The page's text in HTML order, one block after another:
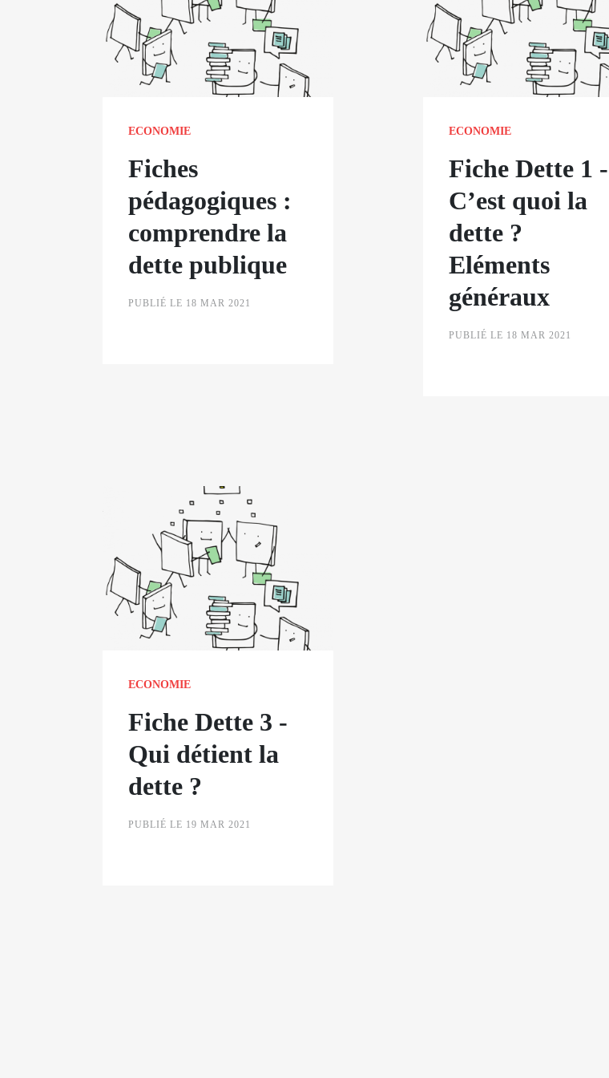
ECONOMIE
Fiches
pédagogiques :
comprendre la
dette publique
PUBLIÉ LE 18 MAR 2021
ECONOMIE
Fiche Dette 1 -
C’est quoi la
dette ?
Eléments
généraux
PUBLIÉ LE 18 MAR 2021
ECONOMIE
Fiche Dette 3 -
Qui détient la
dette ?
PUBLIÉ LE 19 MAR 2021